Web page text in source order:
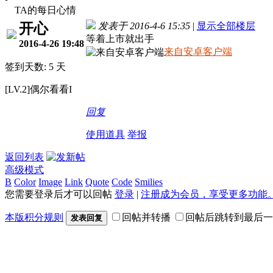
TA的每日心情
开心
2016-4-26 19:48
签到天数: 5 天
[LV.2]偶尔看看I
发表于 2016-4-6 15:35 | 显示全部楼层
等着上市就出手
来自安卓客户端
回复
使用道具 举报
返回列表
高级模式
B Color Image Link Quote Code Smilies
您需要登录后才可以回帖 登录 | 注册成为会员，享受更多功能
本版积分规则 发表回复 回帖并转播 回帖后跳转到最后